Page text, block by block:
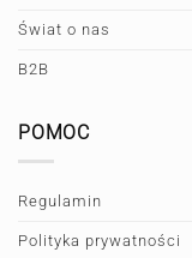
Świat o nas
B2B
POMOC
Regulamin
Polityka prywatności